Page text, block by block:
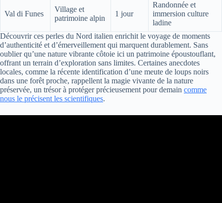
Val di Funes
Village et
patrimoine alpin
1 jour
Randonnée et
immersion culture
ladine
Découvrir ces perles du Nord italien enrichit le voyage de moments
d’authenticité et d’émerveillement qui marquent durablement. Sans
oublier qu’une nature vibrante côtoie ici un patrimoine époustouflant,
offrant un terrain d’exploration sans limites. Certaines anecdotes
locales, comme la récente identification d’une meute de loups noirs
dans une forêt proche, rappellent la magie vivante de la nature
préservée, un trésor à protéger précieusement pour demain comme
nous le précisent les scientifiques.